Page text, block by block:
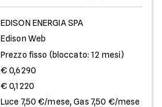
EDISON ENERGIA SPA
Edison Web
Prezzo fisso (bloccato: 12 mesi)
€ 0,6290
€ 0,1220
Luce 7,50 €/mese, Gas 7,50 €/mese